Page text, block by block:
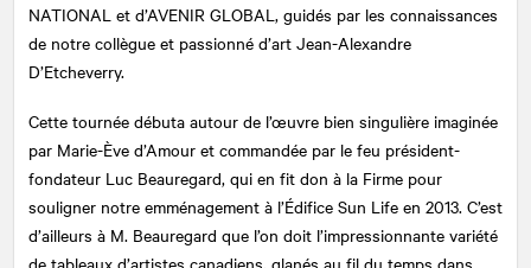
NATIONAL et d’AVENIR GLOBAL, guidés par les connaissances
de notre collègue et passionné d’art Jean-Alexandre
D’Etcheverry.
Cette tournée débuta autour de l’œuvre bien singulière imaginée
par Marie-Ève d’Amour et commandée par le feu président-
fondateur Luc Beauregard, qui en fit don à la Firme pour
souligner notre emménagement à l’Édifice Sun Life en 2013. C’est
d’ailleurs à M. Beauregard que l’on doit l’impressionnante variété
de tableaux d’artistes canadiens, glanés au fil du temps dans